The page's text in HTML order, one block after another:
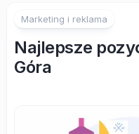
Marketing i reklama
Najlepsze
Góra